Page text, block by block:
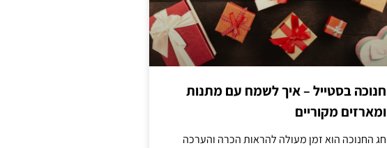
חנוכה בסטייל – איך לשמח עם מתנות
ומארזים מקוריים
חג החנוכה הוא זמן מעולה להראות הכרה והערכה